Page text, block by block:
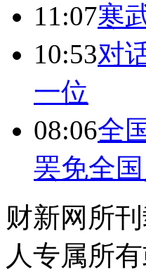
11:07寒
10:53对
一位
08:06全
罢免全
财新网所
人专属所